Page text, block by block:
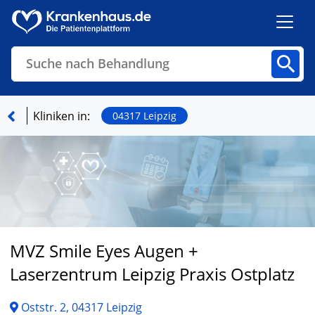
Suche nach Behandlung
Finden
Kliniken in: 04317 Leipzig
MVZ Smile Eyes Augen +
Laserzentrum Leipzig Praxis Ostplatz
Oststr. 2, 04317 Leipzig